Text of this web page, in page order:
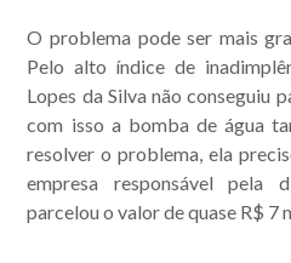
O problema pode ser mais
Pelo alto índice de
Lopes da Silva não conseguiu
com isso a bomba de água
resolver o problema, ela
empresa responsável pela
parcelou o valor de quase R$ 7